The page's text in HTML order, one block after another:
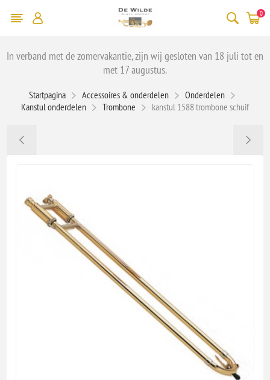
0
In verband met de zomervakantie, zijn wij gesloten van 18 juli tot en
met 17 augustus.
Startpagina Accessoires & onderdelen
Onderdelen
Kanstul onderdelen
Trombone kanstul 1588 trombone schuif